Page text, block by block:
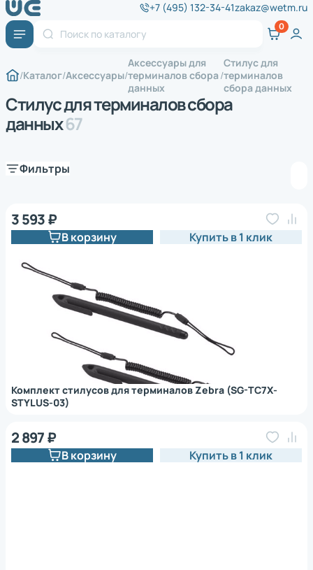
+7 (495) 132-34-41zakaz@wetm.ru
Каталог Аксессуары
Аксессуары для
терминалов сбора
данных
Стилус для
терминалов
сбора данных
Стилус для терминалов сбора
данных67
Фильтры
Комплект стилусов для терминалов Zebra (SG-TC7X-
STYLUS-03)
3 593 ₽
В корзину Купить в 1 клик
2 897 ₽
В корзину Купить в 1 клик